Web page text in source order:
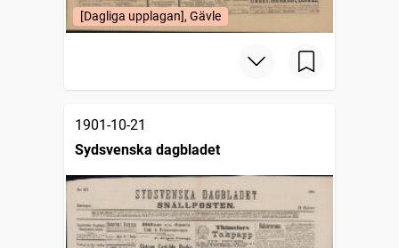
[Dagliga upplagan], Gävle
1901-10-21
Sydsvenska dagbladet